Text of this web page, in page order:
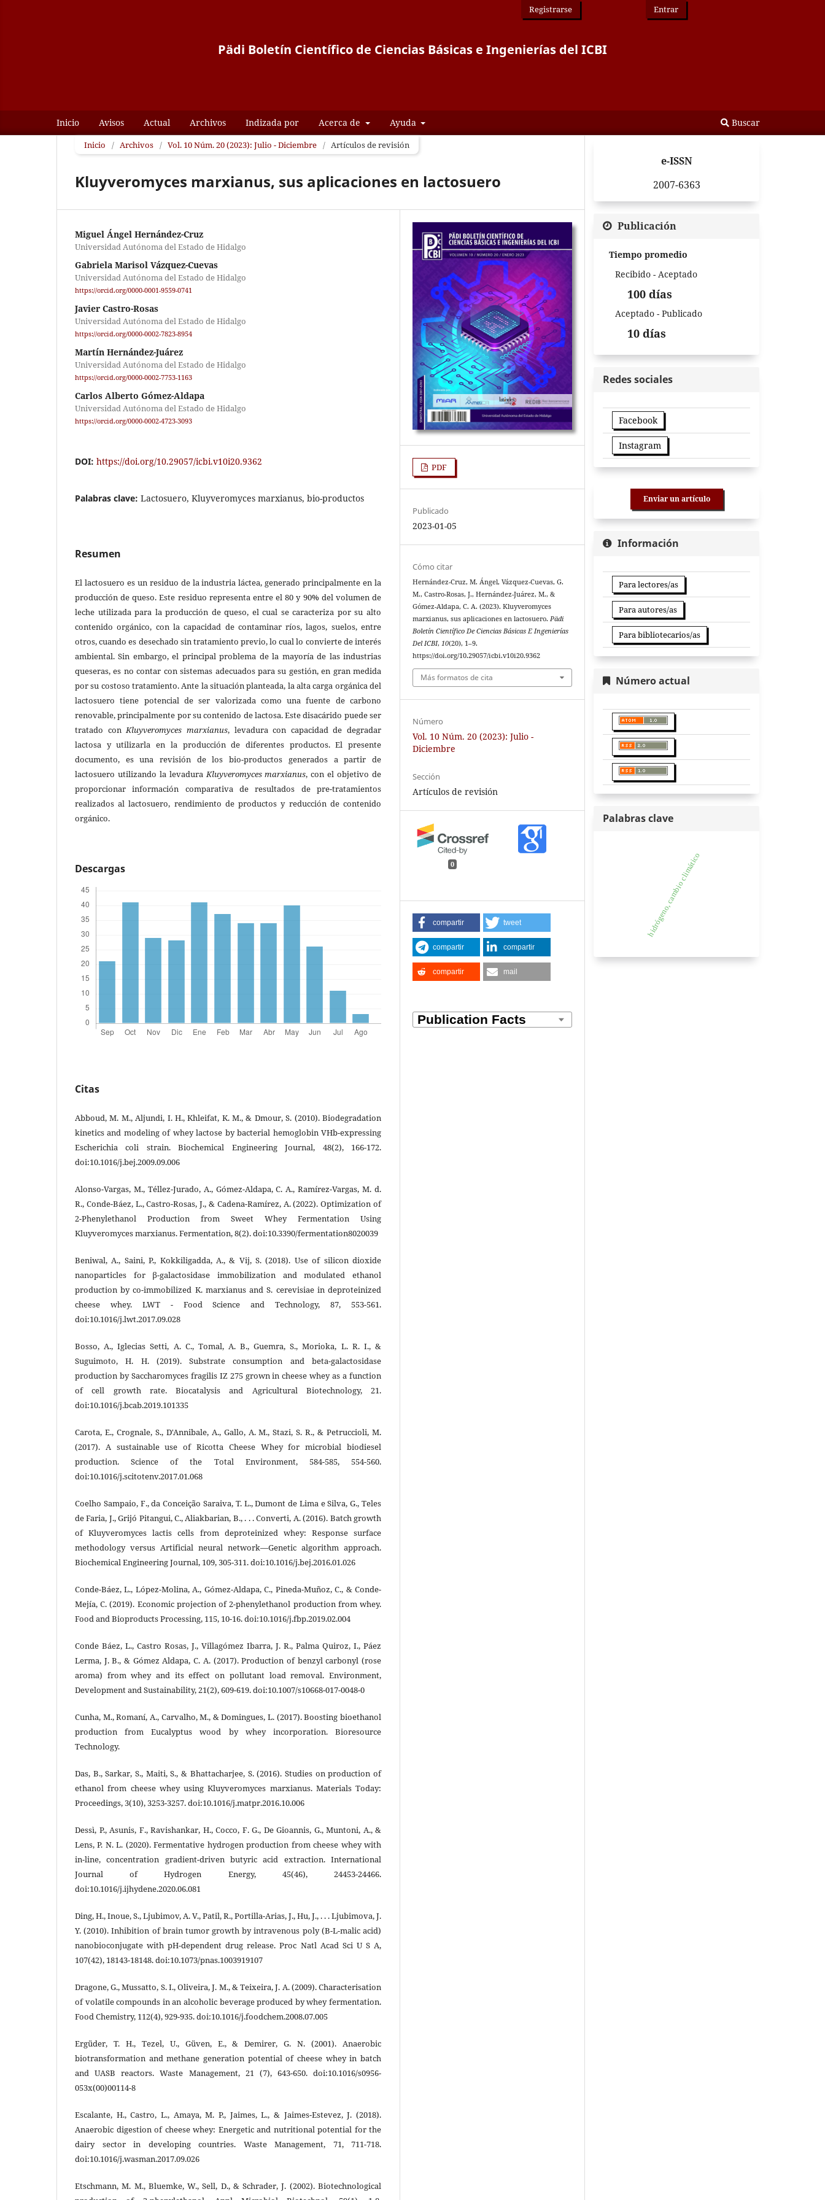
Pädi Boletín Científico de Ciencias Básicas e Ingenierías del ICBI
Inicio Avisos Actual Archivos Indizada por Acerca de Ayuda Buscar
Registrarse Entrar
Inicio / Archivos / Vol. 10 Núm. 20 (2023): Julio - Diciembre / Artículos de revisión
Kluyveromyces marxianus, sus aplicaciones en lactosuero
Miguel Ángel Hernández-Cruz
Universidad Autónoma del Estado de Hidalgo
Gabriela Marisol Vázquez-Cuevas
Universidad Autónoma del Estado de Hidalgo
https://orcid.org/0000-0001-9559-0741
Javier Castro-Rosas
Universidad Autónoma del Estado de Hidalgo
https://orcid.org/0000-0002-7823-8954
Martín Hernández-Juárez
Universidad Autónoma del Estado de Hidalgo
https://orcid.org/0000-0002-7753-1163
Carlos Alberto Gómez-Aldapa
Universidad Autónoma del Estado de Hidalgo
https://orcid.org/0000-0002-4723-3093
DOI: https://doi.org/10.29057/icbi.v10i20.9362
Palabras clave: Lactosuero, Kluyveromyces marxianus, bio-productos
Resumen
El lactosuero es un residuo de la industria láctea, generado principalmente en la
producción de queso. Este residuo representa entre el 80 y 90% del volumen de
leche utilizada para la producción de queso, el cual se caracteriza por su alto
contenido orgánico, con la capacidad de contaminar ríos, lagos, suelos, entre
otros, cuando es desechado sin tratamiento previo, lo cual lo convierte de interés
ambiental. Sin embargo, el principal problema de la mayoría de las industrias
queseras, es no contar con sistemas adecuados para su gestión, en gran medida
por su costoso tratamiento. Ante la situación planteada, la alta carga orgánica del
lactosuero tiene potencial de ser valorizada como una fuente de carbono
renovable, principalmente por su contenido de lactosa. Este disacárido puede ser
tratado conKluyveromyces marxianus, levadura con capacidad de degradar
lactosa y utilizarla en la producción de diferentes productos. El presente
documento, es una revisión de los bio-productos generados a partir de
lactosuero utilizando la levaduraKluyveromyces marxianus, con el objetivo de
proporcionar información comparativa de resultados de pre-tratamientos
realizados al lactosuero, rendimiento de productos y reducción de contenido
orgánico.
Descargas
Citas
Abboud, M. M., Aljundi, I. H., Khleifat, K. M., & Dmour, S. (2010). Biodegradation
kinetics and modeling of whey lactose by bacterial hemoglobin VHb-expressing
Escherichia coli strain. Biochemical Engineering Journal, 48(2), 166-172.
doi:10.1016/j.bej.2009.09.006
Alonso-Vargas, M., Téllez-Jurado, A., Gómez-Aldapa, C. A., Ramírez-Vargas, M. d.
R., Conde-Báez, L., Castro-Rosas, J., & Cadena-Ramírez, A. (2022). Optimization of
2-Phenylethanol Production from Sweet Whey Fermentation Using
Kluyveromyces marxianus. Fermentation, 8(2). doi:10.3390/fermentation8020039
Beniwal, A., Saini, P., Kokkiligadda, A., & Vij, S. (2018). Use of silicon dioxide
nanoparticles for β-galactosidase immobilization and modulated ethanol
production by co-immobilized K. marxianus and S. cerevisiae in deproteinized
cheese whey. LWT - Food Science and Technology, 87, 553-561.
doi:10.1016/j.lwt.2017.09.028
Bosso, A., Iglecias Setti, A. C., Tomal, A. B., Guemra, S., Morioka, L. R. I., &
Suguimoto, H. H. (2019). Substrate consumption and beta-galactosidase
production by Saccharomyces fragilis IZ 275 grown in cheese whey as a function
of cell growth rate. Biocatalysis and Agricultural Biotechnology, 21.
doi:10.1016/j.bcab.2019.101335
Carota, E., Crognale, S., D'Annibale, A., Gallo, A. M., Stazi, S. R., & Petruccioli, M.
(2017). A sustainable use of Ricotta Cheese Whey for microbial biodiesel
production. Science of the Total Environment, 584-585, 554-560.
doi:10.1016/j.scitotenv.2017.01.068
Coelho Sampaio, F., da Conceição Saraiva, T. L., Dumont de Lima e Silva, G., Teles
de Faria, J., Grijó Pitangui, C., Aliakbarian, B., . . . Converti, A. (2016). Batch growth
of Kluyveromyces lactis cells from deproteinized whey: Response surface
methodology versus Artificial neural network—Genetic algorithm approach.
Biochemical Engineering Journal, 109, 305-311. doi:10.1016/j.bej.2016.01.026
Conde-Báez, L., López-Molina, A., Gómez-Aldapa, C., Pineda-Muñoz, C., & Conde-
Mejía, C. (2019). Economic projection of 2-phenylethanol production from whey.
Food and Bioproducts Processing, 115, 10-16. doi:10.1016/j.fbp.2019.02.004
Conde Báez, L., Castro Rosas, J., Villagómez Ibarra, J. R., Palma Quiroz, I., Páez
Lerma, J. B., & Gómez Aldapa, C. A. (2017). Production of benzyl carbonyl (rose
aroma) from whey and its effect on pollutant load removal. Environment,
Development and Sustainability, 21(2), 609-619. doi:10.1007/s10668-017-0048-0
Cunha, M., Romaní, A., Carvalho, M., & Domingues, L. (2017). Boosting bioethanol
production from Eucalyptus wood by whey incorporation. Bioresource
Technology.
Das, B., Sarkar, S., Maiti, S., & Bhattacharjee, S. (2016). Studies on production of
ethanol from cheese whey using Kluyveromyces marxianus. Materials Today:
Proceedings, 3(10), 3253-3257. doi:10.1016/j.matpr.2016.10.006
Dessì, P., Asunis, F., Ravishankar, H., Cocco, F. G., De Gioannis, G., Muntoni, A., &
Lens, P. N. L. (2020). Fermentative hydrogen production from cheese whey with
in-line, concentration gradient-driven butyric acid extraction. International
Journal of Hydrogen Energy, 45(46), 24453-24466.
doi:10.1016/j.ijhydene.2020.06.081
Ding, H., Inoue, S., Ljubimov, A. V., Patil, R., Portilla-Arias, J., Hu, J., . . . Ljubimova, J.
Y. (2010). Inhibition of brain tumor growth by intravenous poly (B-L-malic acid)
nanobioconjugate with pH-dependent drug release. Proc Natl Acad Sci U S A,
107(42), 18143-18148. doi:10.1073/pnas.1003919107
Dragone, G., Mussatto, S. I., Oliveira, J. M., & Teixeira, J. A. (2009). Characterisation
of volatile compounds in an alcoholic beverage produced by whey fermentation.
Food Chemistry, 112(4), 929-935. doi:10.1016/j.foodchem.2008.07.005
Ergüder, T. H., Tezel, U., Güven, E., & Demirer, G. N. (2001). Anaerobic
biotransformation and methane generation potential of cheese whey in batch
and UASB reactors. Waste Management, 21 (7), 643-650. doi:10.1016/s0956-
053x(00)00114-8
Escalante, H., Castro, L., Amaya, M. P., Jaimes, L., & Jaimes-Estevez, J. (2018).
Anaerobic digestion of cheese whey: Energetic and nutritional potential for the
dairy sector in developing countries. Waste Management, 71, 711-718.
doi:10.1016/j.wasman.2017.09.026
Etschmann, M. M., Bluemke, W., Sell, D., & Schrader, J. (2002). Biotechnological
PDF
Publicado
2023-01-05
Cómo citar
Hernández-Cruz, M. Ángel, Vázquez-Cuevas, G.
M., Castro-Rosas, J., Hernández-Juárez, M., &
Gómez-Aldapa, C. A. (2023). Kluyveromyces
marxianus, sus aplicaciones en lactosuero.Pädi
Boletín Científico De Ciencias Básicas E Ingenierías
Del ICBI,10(20), 1–9.
https://doi.org/10.29057/icbi.v10i20.9362
Más formatos de cita
Número
Vol. 10 Núm. 20 (2023): Julio -
Diciembre
Sección
Artículos de revisión
0
compartir tweet
compartir compartir
compartir mail
e-ISSN
2007-6363
Publicación
Tiempo promedio
Recibido - Aceptado
100 días
Aceptado - Publicado
10 días
Redes sociales
Facebook
Instagram
Enviar un artículo
Información
Para lectores/as
Para autores/as
Para bibliotecarios/as
Número actual
Palabras clave
hidrógeno, cambio climático